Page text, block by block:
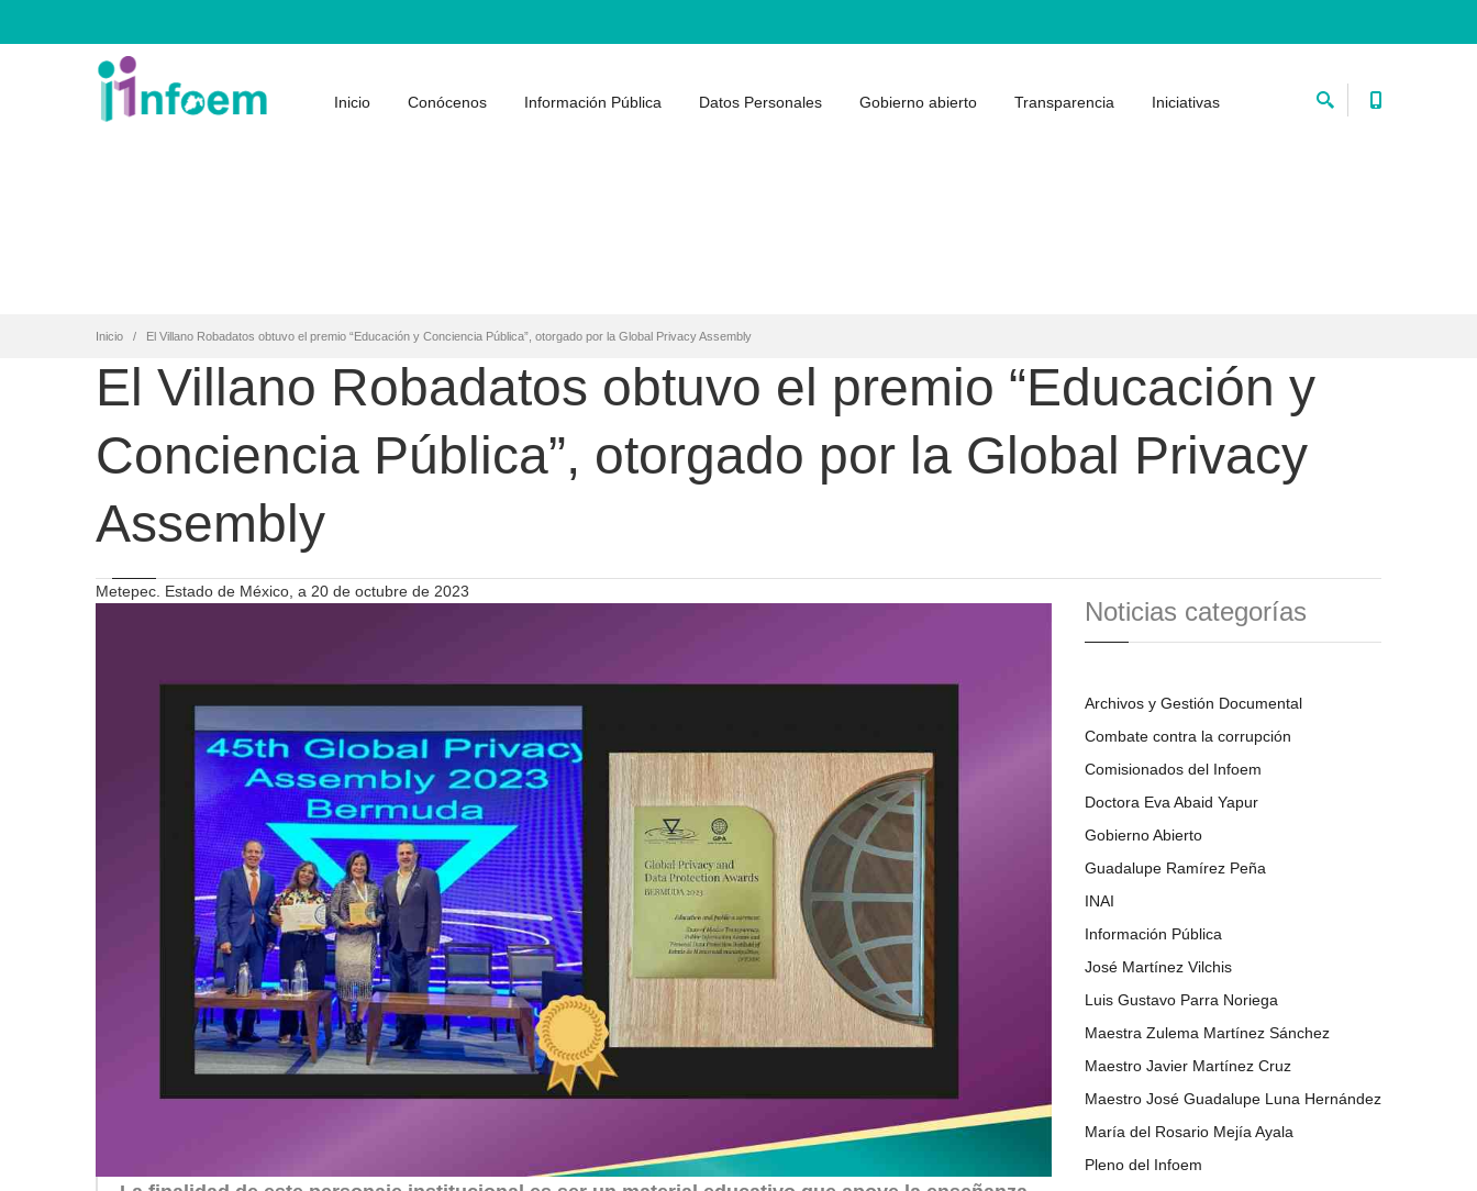
Inicio Conócenos Información Pública Datos Personales Gobierno abierto Transparencia Iniciativas
Inicio El Villano Robadatos obtuvo el premio “Educación y Conciencia Pública”, otorgado por la Global Privacy Assembly
El Villano Robadatos obtuvo el premio “Educación y
Conciencia Pública”, otorgado por la Global Privacy
Assembly
Metepec. Estado de México, a 20 de octubre de 2023
Noticias categorías
Archivos y Gestión Documental
Combate contra la corrupción
Comisionados del Infoem
Doctora Eva Abaid Yapur
Gobierno Abierto
Guadalupe Ramírez Peña
INAI
Información Pública
José Martínez Vilchis
Luis Gustavo Parra Noriega
Maestra Zulema Martínez Sánchez
Maestro Javier Martínez Cruz
Maestro José Guadalupe Luna Hernández
María del Rosario Mejía Ayala
Pleno del Infoem